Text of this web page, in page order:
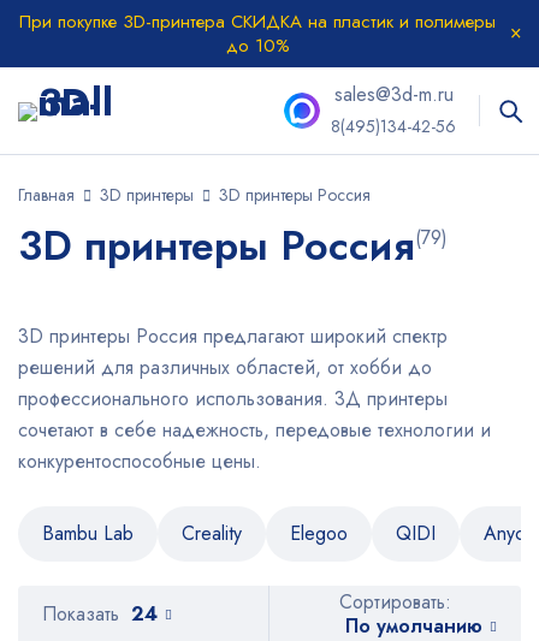
При покупке 3D-принтера СКИДКА на пластик и полимеры
до 10%
sales@3d-m.ru
8(495)134-42-56
Главная 3D принтеры 3D принтеры Россия
3D принтеры Россия(79)
3D принтеры Россия предлагают широкий спектр
решений для различных областей, от хобби до
профессионального использования. 3Д принтеры
сочетают в себе надежность, передовые технологии и
конкурентоспособные цены.
Bambu Lab Creality Elegoo QIDI
Сортировать:
По умолчанию
Показать 24